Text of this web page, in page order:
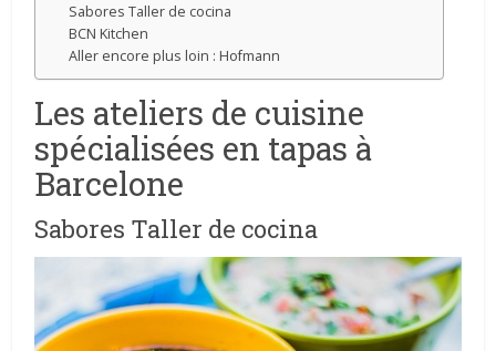
Sabores Taller de cocina
BCN Kitchen
Aller encore plus loin : Hofmann
Les ateliers de cuisine
spécialisées en tapas à
Barcelone
Sabores Taller de cocina